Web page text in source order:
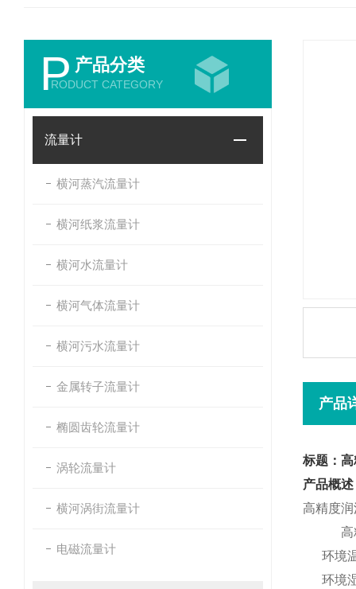
P 产品分类
RODUCT CATEGORY
流量计
横河蒸汽流量计
横河纸浆流量计
横河水流量计
横河气体流量计
横河污水流量计
金属转子流量计
椭圆齿轮流量计
涡轮流量计
横河涡街流量计
电磁流量计
产品
标题：
产品概述
高精度
高精
环境
环境